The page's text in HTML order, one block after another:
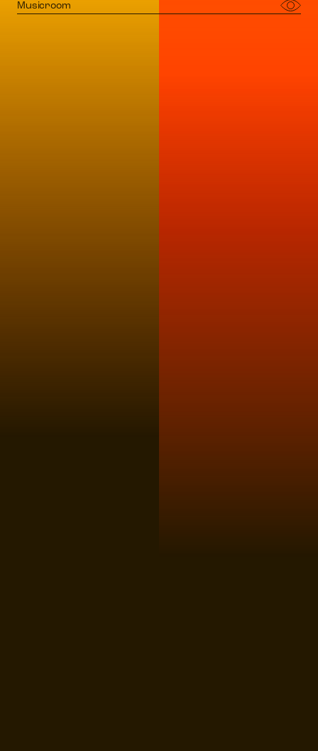
Musicroom